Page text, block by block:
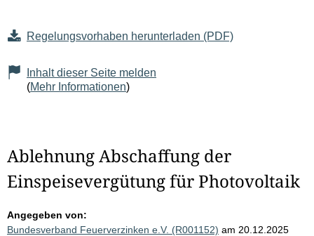
Regelungsvorhaben herunterladen (PDF)
Inhalt dieser Seite melden
(Mehr Informationen)
Ablehnung Abschaffung der
Einspeisevergütung für Photovoltaik
Angegeben von:
Bundesverband Feuerverzinken e.V. (R001152) am 20.12.2025